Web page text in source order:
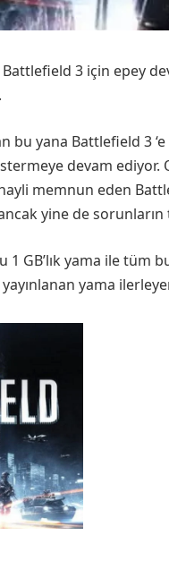
3 için epey
bu yana Battlefield 3
devam
memnun eden
yine de sorunların
GB’lık yama ile tüm
yama